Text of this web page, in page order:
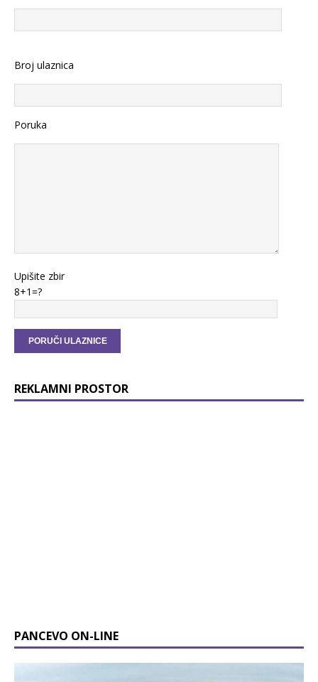
Broj ulaznica
Poruka
Upišite zbir
8+1=?
REKLAMNI PROSTOR
PANCEVO ON-LINE